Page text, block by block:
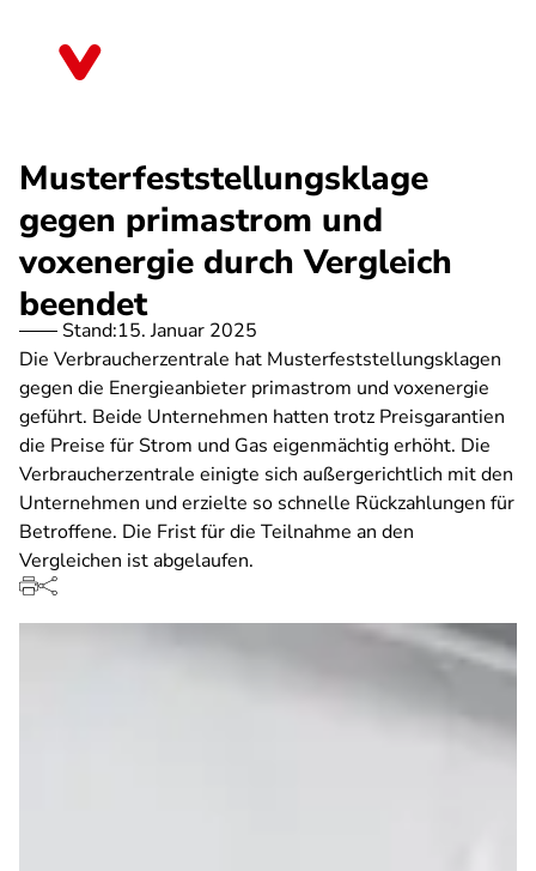
Musterfeststellungsklage
gegen primastrom und
voxenergie durch Vergleich
beendet
Stand:15. Januar 2025
Die Verbraucherzentrale hat Musterfeststellungsklagen
gegen die Energieanbieter primastrom und voxenergie
geführt. Beide Unternehmen hatten trotz Preisgarantien
die Preise für Strom und Gas eigenmächtig erhöht. Die
Verbraucherzentrale einigte sich außergerichtlich mit den
Unternehmen und erzielte so schnelle Rückzahlungen für
Betroffene. Die Frist für die Teilnahme an den
Vergleichen ist abgelaufen.